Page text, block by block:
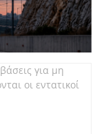
για μη
οι εντατικοί